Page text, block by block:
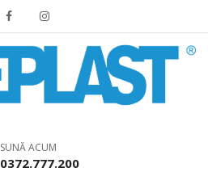
SUNĂ ACUM
0372.777.200